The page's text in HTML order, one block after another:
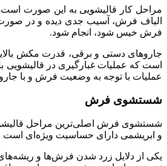
مراحل کار قالیشویی به این صورت است
الیاف فرش، آسیب جدی دیده و در صورت
فرش خیس شود، انجام شود.
جاروهای دستی و برقی، قدرت مکش
است که عملیات غبارگیری در قالیشویی
عملیات با توجه به وضعیت فرش و با
شستشوی فرش
شستشوی فرش اصلی‌ترین مراحل
و ابریشمی دارای حساسیت ویژه‌ای است
یکی از دلایل زرد شدن فرش‌ها و